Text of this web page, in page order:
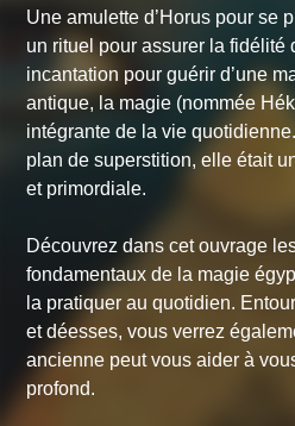
Une amulette d’Horus pour se
un rituel pour assurer la fidélité
incantation pour guérir d’une
antique, la magie (nommée
intégrante de la vie
plan de superstition, elle était
et primordiale.
Découvrez dans cet ouvrage
fondamentaux de la magie
la pratiquer au quotidien.
et déesses, vous verrez
ancienne peut vous aider à
profond.